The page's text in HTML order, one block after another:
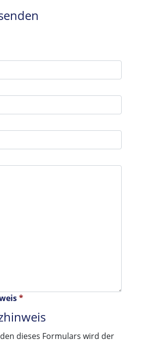
*
dieses Formulars wird der